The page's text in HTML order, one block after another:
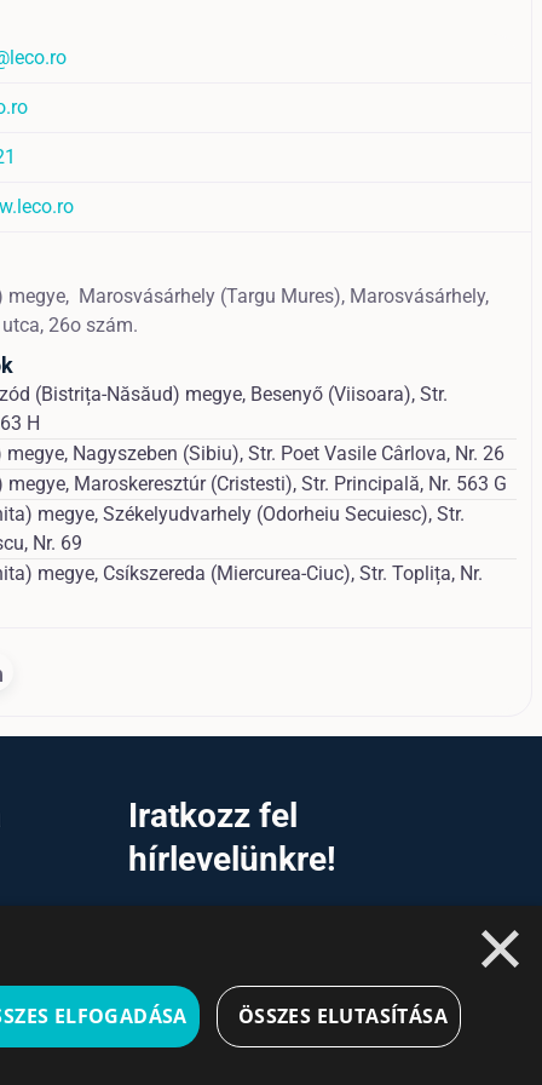
megye, Marosvásárhely (Targu Mures), Marosvásárhely,
26o szám.
(Bistrița-Năsăud) megye, Besenyő (Viisoara), Str.
H
Nagyszeben (Sibiu), Str. Poet Vasile Cârlova, Nr. 26
megye, Maroskeresztúr (Cristesti), Str. Principală, Nr. 563 G
megye, Székelyudvarhely (Odorheiu Secuiesc), Str.
Nr. 69
megye, Csíkszereda (Miercurea-Ciuc), Str. Toplița, Nr.
Iratkozz fel
hírlevelünkre!
leiratkozhatsz, ha úgy döntesz.
×
ELFOGADÁSA ÖSSZES ELUTASÍTÁSA